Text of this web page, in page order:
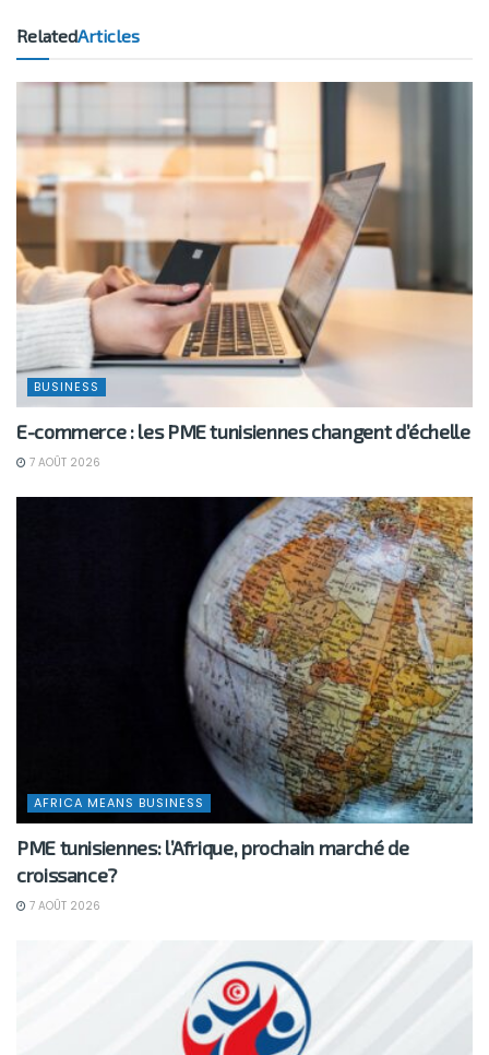
RelatedArticles
BUSINESS
E-commerce : les PME tunisiennes changent d’échelle
7 AOÛT 2026
AFRICA MEANS BUSINESS
PME tunisiennes: l’Afrique, prochain marché de
croissance?
7 AOÛT 2026